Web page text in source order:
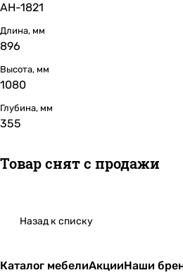
АН-1821
Длина, мм
896
Высота, мм
1080
Глубина, мм
355
Товар снят с продажи
Назад к списку
Каталог мебелиАкцииНаши